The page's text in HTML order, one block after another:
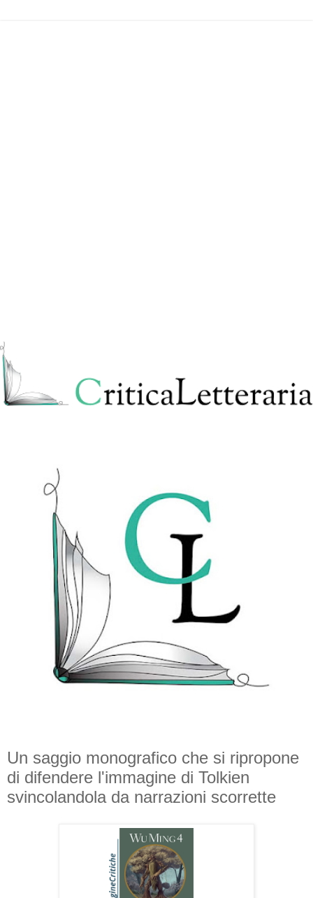
Un saggio monografico che si ripropone
di difendere l'immagine di Tolkien
svincolandola da narrazioni scorrette